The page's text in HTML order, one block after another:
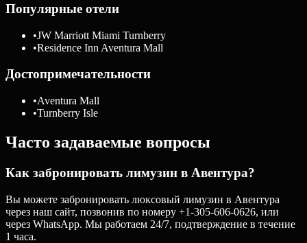
Популярные отели
•JW Marriott Miami Turnberry
•Residence Inn Aventura Mall
Достопримечательности
•Aventura Mall
•Turnberry Isle
Часто задаваемые вопросы
Как забронировать лимузин в Авентура?
Вы можете забронировать люксовый лимузин в Авентура
через наш сайт, позвонив по номеру +1-305-606-0626, или
через WhatsApp. Мы работаем 24/7, подтверждение в течение
1 часа.